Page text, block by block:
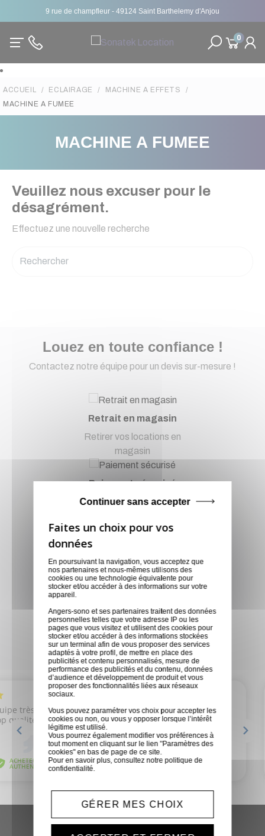
9 rue de champfleur - 49124 Saint Barthelemy d'Anjou
0
ACCUEIL ECLAIRAGE
MACHINE A EFFETS
MACHINE A FUMEE
MACHINE A FUMEE
Veuillez nous excuser pour le
désagrément.
Effectuez une nouvelle recherche
Louez en toute confiance !
Contactez notre équipe pour un devis sur-mesure !
Retrait en magasin
Retirer vos locations en
magasin
Paiement sécurisé
Paiement CB, virement...
Service client
toutes demandes
Des conseils personnalisés en
fonction de vos besoins
En poursuivant la navigation, vous acceptez que
nos partenaires et nous-mêmes utilisons des
cookies ou une technologie équivalente pour
stocker et/ou accéder à des informations sur votre
appareil.
Angers-sono et ses partenaires traitent des données
personnelles telles que votre adresse IP ou les
pages que vous visitez et utilisent des cookies pour
stocker et/ou accéder à des informations stockées
sur un terminal afin de vous proposer des services
adaptés à votre profil, de mettre en place des
publicités et contenu personnalisés, mesure de
performance des publicités et du contenu, données
d’audience et développement de produit et vous
proposer des fonctionnalités liées aux réseaux
sociaux.
Vous pouvez paramétrer vos choix pour accepter les
cookies ou non, ou vous y opposer lorsque l’intérêt
légitime est utilisé.
Vous pourrez également modifier vos préférences à
tout moment en cliquant sur le lien "Paramètres des
cookies" en bas de page de ce site.
Pour en savoir plus, consultez notrepolitique de
confidentialité
Continuer sans accepter
GÉRER MES CHOIX